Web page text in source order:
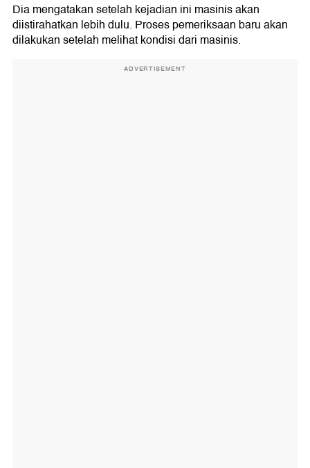
Dia mengatakan setelah kejadian ini masinis akan
diistirahatkan lebih dulu. Proses pemeriksaan baru akan
dilakukan setelah melihat kondisi dari masinis.
ADVERTISEMENT